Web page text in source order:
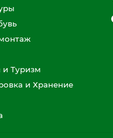
Туризм
и Хранение